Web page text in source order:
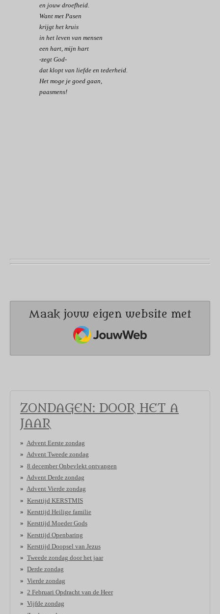
en jouw droefheid.
Want met Pasen
krijgt het kruis
in het leven van mensen
een hart, mijn hart
-zegt God-
dat klopt van liefde en tederheid.
Het moge je goed gaan,
paasmens!
Maak jouw eigen website met
JouwWeb
ZONDAGEN: DOOR HET A
JAAR
Advent Eerste zondag
Advent Tweede zondag
8 december Onbevlekt ontvangen
Advent Derde zondag
Advent Vierde zondag
Kersttijd KERSTMIS
Kersttijd Heilige familie
Kersttijd Moeder Gods
Kersttijd Openbaring
Kersttijd Doopsel van Jezus
Tweede zondag door het jaar
Derde zondag
Vierde zondag
2 Februari Opdracht van de Heer
Vijfde zondag